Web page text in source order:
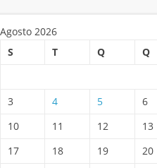
Agosto 2026
S
T Q Q
3
4 5 6
10
11 12 13
17
18 19 20